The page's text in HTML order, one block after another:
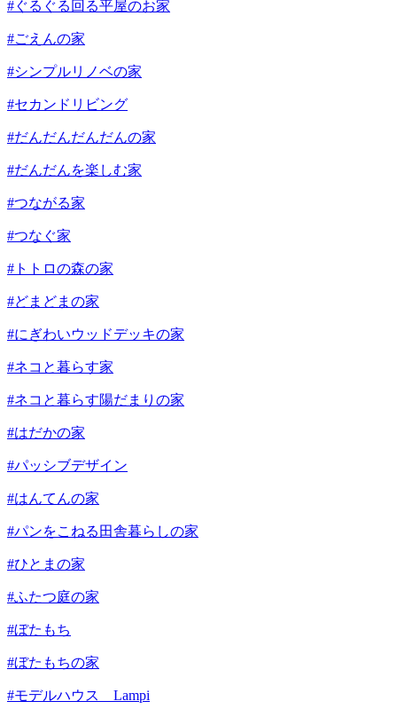
#ぐるぐる回る平屋のお家
#ごえんの家
#シンプルリノベの家
#セカンドリビング
#だんだんだんだんの家
#だんだんを楽しむ家
#つながる家
#つなぐ家
#トトロの森の家
#どまどまの家
#にぎわいウッドデッキの家
#ネコと暮らす家
#ネコと暮らす陽だまりの家
#はだかの家
#パッシブデザイン
#はんてんの家
#パンをこねる田舎暮らしの家
#ひとまの家
#ふたつ庭の家
#ぼたもち
#ぼたもちの家
#モデルハウス Lampi